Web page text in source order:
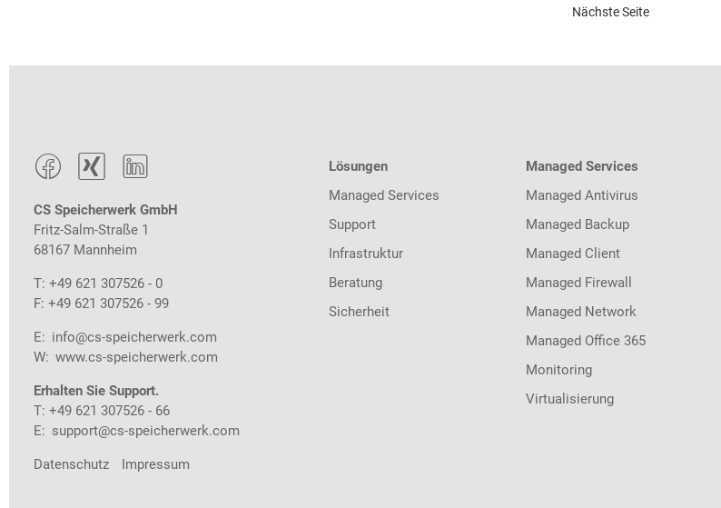
Nächste Seite
  
CS Speicherwerk GmbH
Fritz-Salm-Straße 1
68167 Mannheim
T: +49 621 307526 - 0
F: +49 621 307526 - 99
E: info@cs-speicherwerk.com
W: www.cs-speicherwerk.com
Erhalten Sie Support.
T: +49 621 307526 - 66
E: support@cs-speicherwerk.com
Datenschutz Impressum
Lösungen
Managed Services
Support
Infrastruktur
Beratung
Sicherheit
Managed Services
Managed Antivirus
Managed Backup
Managed Client
Managed Firewall
Managed Network
Managed Office 365
Monitoring
Virtualisierung